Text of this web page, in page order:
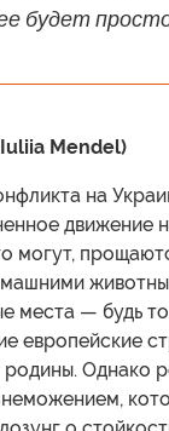
будет
Mendel)
на
движение
могут,
места — будь
европейские
родины. Однако